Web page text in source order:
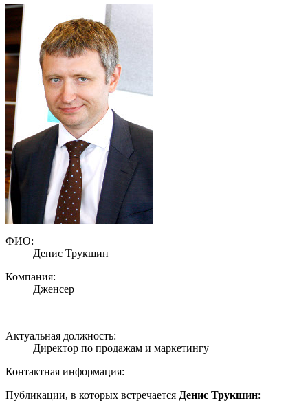
ФИО:
Денис Трукшин
Компания:
Дженсер
Актуальная должность:
Директор по продажам и маркетингу
Контактная информация:
Публикации, в которых встречается Денис Трукшин: